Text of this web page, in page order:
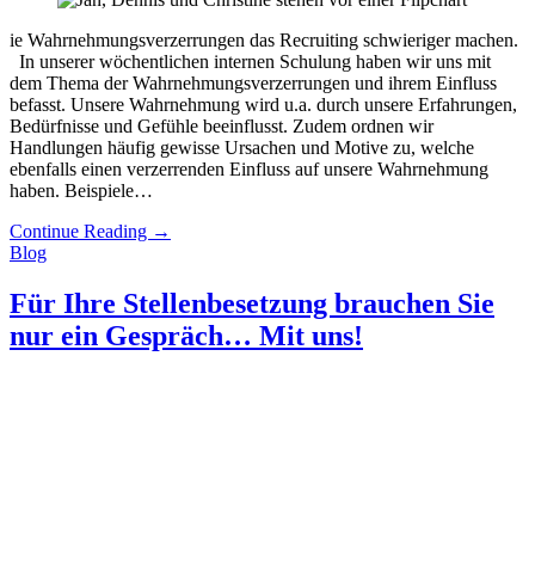
ie Wahrnehmungsverzerrungen das Recruiting schwieriger machen.
In unserer wöchentlichen internen Schulung haben wir uns mit
dem Thema der Wahrnehmungsverzerrungen und ihrem Einfluss
befasst. Unsere Wahrnehmung wird u.a. durch unsere Erfahrungen,
Bedürfnisse und Gefühle beeinflusst. Zudem ordnen wir
Handlungen häufig gewisse Ursachen und Motive zu, welche
ebenfalls einen verzerrenden Einfluss auf unsere Wahrnehmung
haben. Beispiele…
Continue Reading →
Blog
Für Ihre Stellenbesetzung brauchen Sie
nur ein Gespräch… Mit uns!